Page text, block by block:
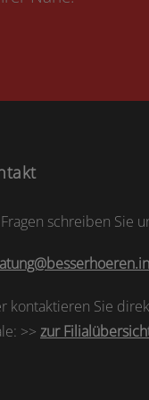
schreiben Sie
kontaktieren Sie
>> zur